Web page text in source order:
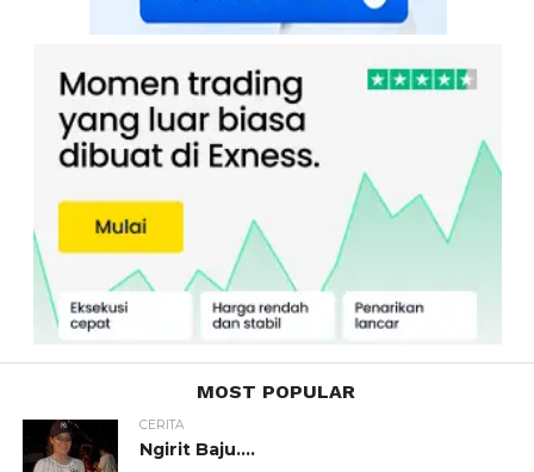
MOST POPULAR
CERITA
Ngirit Baju….